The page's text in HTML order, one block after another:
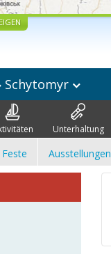
Schytomyr
Unterhaltung
Feste Ausstellungen